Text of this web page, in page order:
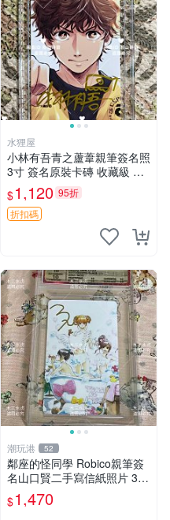
水狸屋
小林有吾青之蘆葦親筆簽名照
3寸 簽名原裝卡磚 收藏級 周
邊專屬 現場收藏 青之蘆葦 小
林有吾 周邊
$1,120 95折
折扣碼
潮玩港 52
鄰座的怪同學 Robico親筆簽
名山口賢二手寫信紙照片 3英
寸收藏珍藏 鄰座的怪同學 自
帶簽名紀念照 山口賢二羅比
$1,470